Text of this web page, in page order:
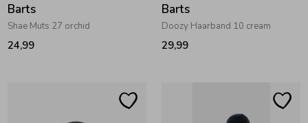
Barts
Shae Muts 27 orchid
24,99
Barts
Doozy Haarband 10 cream
29,99